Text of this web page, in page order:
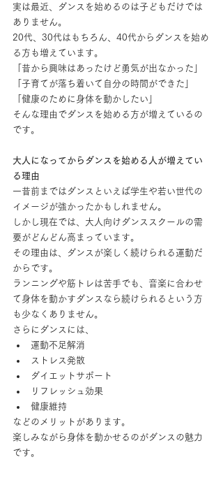
実は最近、ダンスを始めるのは子どもだけでは
ありません。
20代、30代はもちろん、40代からダンスを始め
る方も増えています。
「昔から興味はあったけど勇気が出なかった」
「子育てが落ち着いて自分の時間ができた」
「健康のために身体を動かしたい」
そんな理由でダンスを始める方が増えているの
です。
大人になってからダンスを始める人が増えてい
る理由
一昔前まではダンスといえば学生や若い世代の
イメージが強かったかもしれません。
しかし現在では、大人向けダンススクールの需
要がどんどん高まっています。
その理由は、ダンスが楽しく続けられる運動だ
からです。
ランニングや筋トレは苦手でも、音楽に合わせ
て身体を動かすダンスなら続けられるという方
も少なくありません。
さらにダンスには、
運動不足解消
ストレス発散
ダイエットサポート
リフレッシュ効果
健康維持
などのメリットがあります。
楽しみながら身体を動かせるのがダンスの魅力
です。